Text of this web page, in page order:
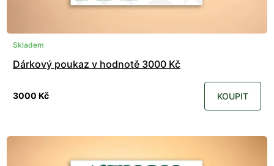
Skladem
Dárkový poukaz v hodnotě 3000 Kč
3000 Kč KOUPIT